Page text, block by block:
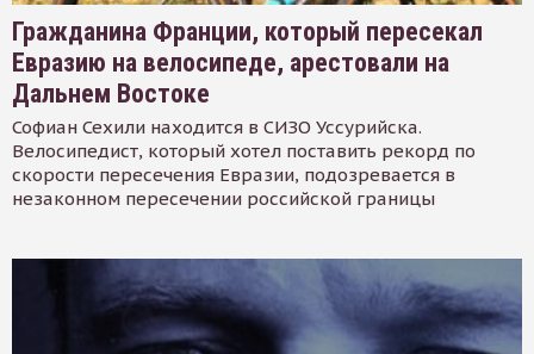
Гражданина Франции, который пересекал
Евразию на велосипеде, арестовали на
Дальнем Востоке
Софиан Сехили находится в СИЗО Уссурийска.
Велосипедист, который хотел поставить рекорд по
скорости пересечения Евразии, подозревается в
незаконном пересечении российской границы